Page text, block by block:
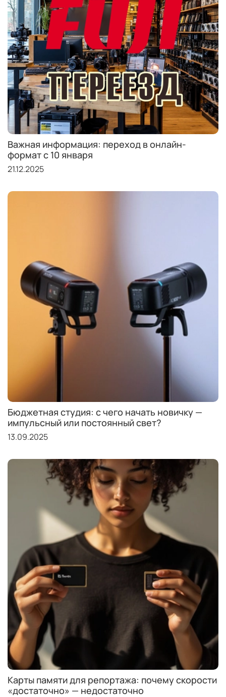
Важная информация: переход в онлайн-
формат с 10 января
21.12.2025
Бюджетная студия: с чего начать новичку —
импульсный или постоянный свет?
13.09.2025
Карты памяти для репортажа: почему скорости
«достаточно» — недостаточно